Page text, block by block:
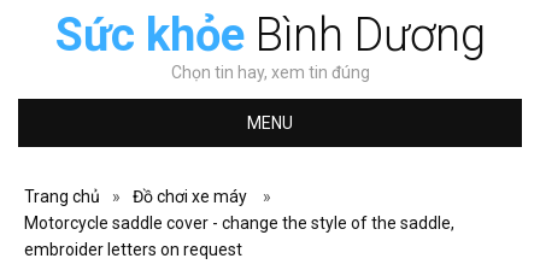
Sức khỏeBình Dương
Chọn tin hay, xem tin đúng
MENU
Trang chủ » Đồ chơi xe máy
»
Motorcycle saddle cover - change the style of the saddle,
embroider letters on request